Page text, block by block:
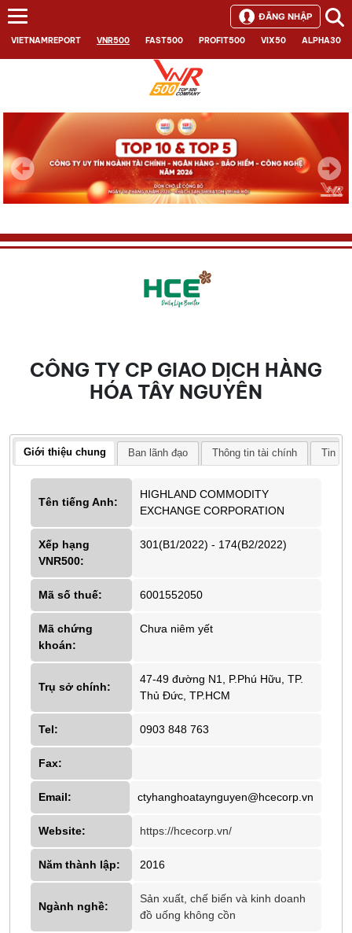
VIETNAMREPORT VNR500 FAST500 PROFIT500 VIX50 ALPHA30
ĐĂNG NHẬP
Next
CÔNG TY CP GIAO DỊCH HÀNG
HÓA TÂY NGUYÊN
Giới thiệu chung Ban lãnh đạo Thông tin tài chính Tin
Tên tiếng Anh:
HIGHLAND COMMODITY
EXCHANGE CORPORATION
Xếp hạng
VNR500:
301(B1/2022) - 174(B2/2022)
Mã số thuế: 6001552050
Mã chứng
khoán:
Chưa niêm yết
Trụ sở chính:
47-49 đường N1, P.Phú Hữu, TP.
Thủ Đức, TP.HCM
Tel: 0903 848 763
Fax:
Email: ctyhanghoataynguyen@hcecorp.vn
Website: https://hcecorp.vn/
Năm thành lập: 2016
Ngành nghề:
Sản xuất, chế biến và kinh doanh
đồ uống không cồn